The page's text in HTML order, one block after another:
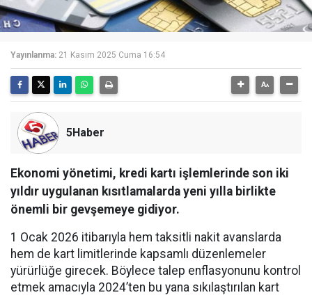
Yayınlanma: 21 Kasım 2025 Cuma 16:54
5Haber
Ekonomi yönetimi, kredi kartı işlemlerinde son iki
yıldır uygulanan kısıtlamalarda yeni yılla birlikte
önemli bir gevşemeye gidiyor.
1 Ocak 2026 itibarıyla hem taksitli nakit avanslarda
hem de kart limitlerinde kapsamlı düzenlemeler
yürürlüğe girecek. Böylece talep enflasyonunu kontrol
etmek amacıyla 2024’ten bu yana sıkılaştırılan kart